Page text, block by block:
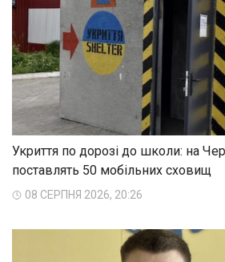
Укриття по дорозі до школи: на
поставлять 50 мобільних сховищ
08 СЕРПНЯ 2026, 20:26